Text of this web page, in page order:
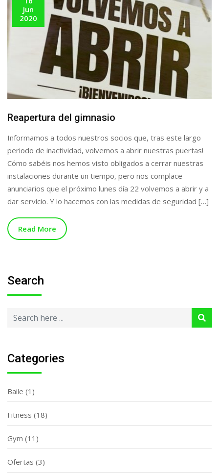
Jun
2020
Reapertura del gimnasio
Informamos a todos nuestros socios que, tras este largo
periodo de inactividad, volvemos a abrir nuestras puertas!
Cómo sabéis nos hemos visto obligados a cerrar nuestras
instalaciones durante un tiempo, pero nos complace
anunciarios que el próximo lunes día 22 volvemos a abrir y a
dar servicio. Y lo hacemos con las medidas de seguridad […]
Read More
Search
Categories
Baile (1)
Fitness (18)
Gym (11)
Ofertas (3)